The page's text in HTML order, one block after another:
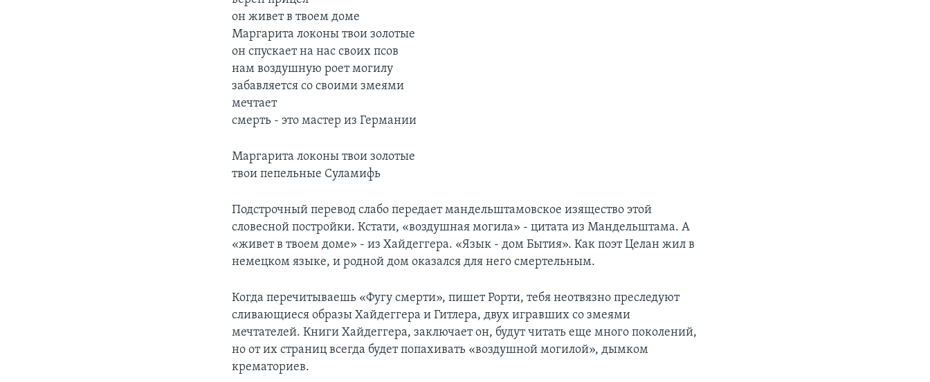
он живет в твоем доме
Маргарита локоны твои золотые
он спускает на нас своих псов
нам воздушную роет могилу
забавляется со своими змеями
мечтает
смерть - это мастер из Германии
Маргарита локоны твои золотые
твои пепельные Суламифь
Подстрочный перевод слабо передает мандельштамовское изящество этой
словесной постройки. Кстати, «воздушная могила» - цитата из Мандельштама. А
«живет в твоем доме» - из Хайдеггера. «Язык - дом Бытия». Как поэт Целан жил в
немецком языке, и родной дом оказался для него смертельным.
Когда перечитываешь «Фугу смерти», пишет Рорти, тебя неотвязно преследуют
сливающиеся образы Хайдеггера и Гитлера, двух игравших со змеями
мечтателей. Книги Хайдеггера, заключает он, будут читать еще много поколений,
но от их страниц всегда будет попахивать «воздушной могилой», дымком
крематориев.